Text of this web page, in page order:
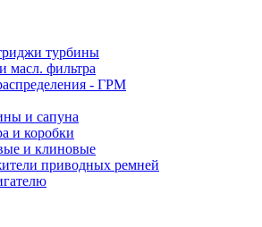
турбины
масл. фильтра
- ГРМ
и сапуна
и коробки
и клиновые
приводных ремней